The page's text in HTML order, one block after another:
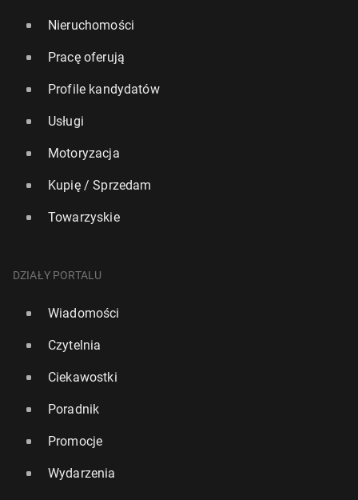
Nieruchomości
Pracę oferują
Profile kandydatów
Usługi
Motoryzacja
Kupię / Sprzedam
Towarzyskie
DZIAŁY PORTALU
Wiadomości
Czytelnia
Ciekawostki
Poradnik
Promocje
Wydarzenia